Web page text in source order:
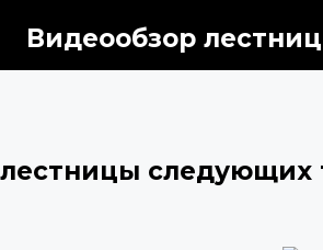
Видеообзор
следующих